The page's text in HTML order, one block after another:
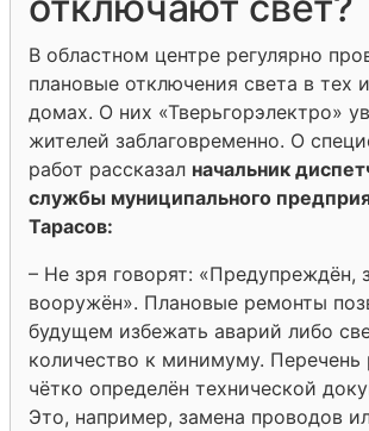
В областном центре регулярно
плановые отключения света в тех
домах. О них «Тверьгорэлектро»
жителей заблаговременно. О
работ рассказал начальник
службы муниципального
Тарасов:
– Не зря говорят: «Предупреждён,
вооружён». Плановые ремонты
будущем избежать аварий либо
количество к минимуму. Перечень
чётко определён технической
Это, например, замена проводов